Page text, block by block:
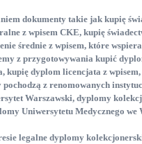
dokumenty takie jak kupię
z wpisem CKE, kupię
średnie z wpisem, które
z przygotowywania kupić
, kupię dyplom licencjata z wpisem
pochodzą z renomowanych
Warszawski, dyplomy
Uniwersytetu Medycznego we
legalne dyplomy